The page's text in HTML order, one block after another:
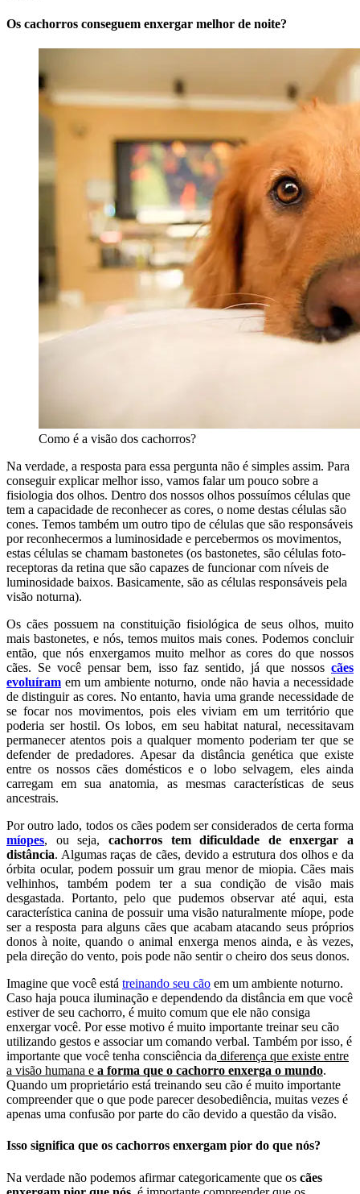
Os cachorros conseguem enxergar melhor de noite?
Como é a visão dos cachorros?
Na verdade, a resposta para essa pergunta não é simples assim. Para
conseguir explicar melhor isso, vamos falar um pouco sobre a
fisiologia dos olhos. Dentro dos nossos olhos possuímos células que
tem a capacidade de reconhecer as cores, o nome destas células são
cones. Temos também um outro tipo de células que são responsáveis
por reconhecermos a luminosidade e percebermos os movimentos,
estas células se chamam bastonetes (os bastonetes, são células foto-
receptoras da retina que são capazes de funcionar com níveis de
luminosidade baixos. Basicamente, são as células responsáveis pela
visão noturna).
Os cães possuem na constituição fisiológica de seus olhos, muito
mais bastonetes, e nós, temos muitos mais cones. Podemos concluir
então, que nós enxergamos muito melhor as cores do que nossos
cães. Se você pensar bem, isso faz sentido, já que nossos cães
evoluíram em um ambiente noturno, onde não havia a necessidade
de distinguir as cores. No entanto, havia uma grande necessidade de
se focar nos movimentos, pois eles viviam em um território que
poderia ser hostil. Os lobos, em seu habitat natural, necessitavam
permanecer atentos pois a qualquer momento poderiam ter que se
defender de predadores. Apesar da distância genética que existe
entre os nossos cães domésticos e o lobo selvagem, eles ainda
carregam em sua anatomia, as mesmas características de seus
ancestrais.
Por outro lado, todos os cães podem ser considerados de certa forma
míopes, ou seja, cachorros tem dificuldade de enxergar a
distância. Algumas raças de cães, devido a estrutura dos olhos e da
órbita ocular, podem possuir um grau menor de miopia. Cães mais
velhinhos, também podem ter a sua condição de visão mais
desgastada. Portanto, pelo que pudemos observar até aqui, esta
característica canina de possuir uma visão naturalmente míope, pode
ser a resposta para alguns cães que acabam atacando seus próprios
donos à noite, quando o animal enxerga menos ainda, e às vezes,
pela direção do vento, pois pode não sentir o cheiro dos seus donos.
Imagine que você está treinando seu cão em um ambiente noturno.
Caso haja pouca iluminação e dependendo da distância em que você
estiver de seu cachorro, é muito comum que ele não consiga
enxergar você. Por esse motivo é muito importante treinar seu cão
utilizando gestos e associar um comando verbal. Também por isso, é
importante que você tenha consciência da diferença que existe entre
a visão humana e a forma que o cachorro enxerga o mundo.
Quando um proprietário está treinando seu cão é muito importante
compreender que o que pode parecer desobediência, muitas vezes é
apenas uma confusão por parte do cão devido a questão da visão.
Isso significa que os cachorros enxergam pior do que nós?
Na verdade não podemos afirmar categoricamente que os cães